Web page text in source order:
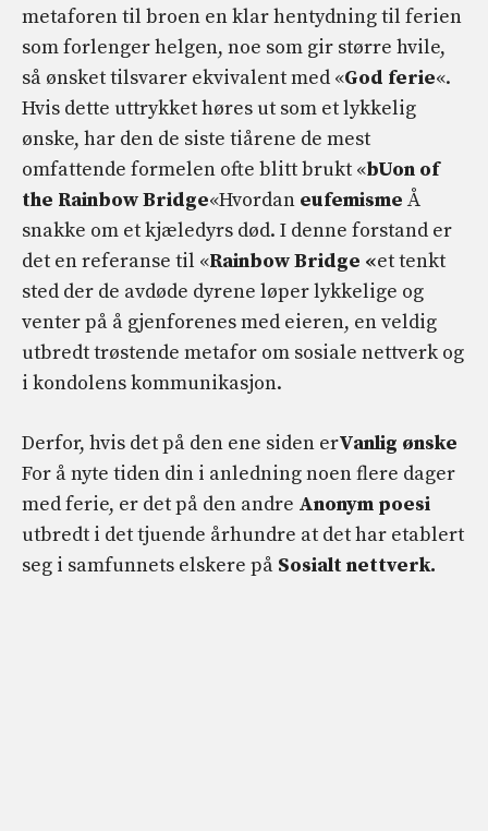
metaforen til broen en klar hentydning til ferien
som forlenger helgen, noe som gir større hvile,
så ønsket tilsvarer ekvivalent med «God ferie«.
Hvis dette uttrykket høres ut som et lykkelig
ønske, har den de siste tiårene de mest
omfattende formelen ofte blitt brukt «bUon of
the Rainbow Bridge«Hvordan eufemismeÅ
snakke om et kjæledyrs død. I denne forstand er
det en referanse til «Rainbow Bridge «et tenkt
sted der de avdøde dyrene løper lykkelige og
venter på å gjenforenes med eieren, en veldig
utbredt trøstende metafor om sosiale nettverk og
i kondolens kommunikasjon.
Derfor, hvis det på den ene siden erVanlig ønske
For å nyte tiden din i anledning noen flere dager
med ferie, er det på den andre Anonym poesi
utbredt i det tjuende århundre at det har etablert
seg i samfunnets elskere på Sosialt nettverk.